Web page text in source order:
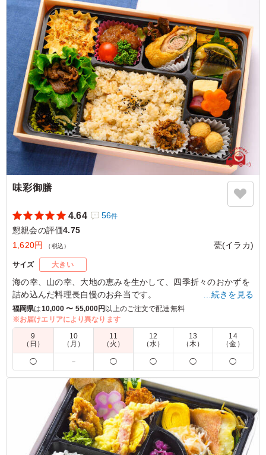
4.5 株式会社FIT'ｓ
うなぎと牛カルビがこのお値段で食べられるので、コスパ
はとても良いと思います。ボリューム満点で、いろいろな
味が楽しめたので、好評でした。またお願いしたいと思い
ます。
ご利用シーン：懇親会›懇親会
福岡県福岡市博多区博多駅東2025/06/04
味彩御膳
4.64 56件
懇親会の評価4.75
1,620円
（税込） 甍(イラカ)
サイズ 大きい
海の幸、山の幸、大地の恵みを生かして、四季折々のおかずを
詰め込んだ料理長自慢のお弁当です。
※「エビとマッシュルームグラタン」は時期によって「さとい
ものしんじょう」でのご納品となります。
4.5 株式会社アトム警備保障
中身が豊富で、飽きずに最後まで楽しめる 内容になって
いた！ 集まりでご用意したのですが、急遽お休みの方が
おられて1個余ったのですが、争奪戦になりジャンケンを
してましたよ笑 箱を開けた瞬間の皆さんの歓声をお伝え
したかったです！！次回もリピートしたいお弁当でした。
ありがとうございました。
…続きを見る
福岡県は10,000 〜 55,000円以上のご注文で配達無料
※お届けエリアにより異なります
9
（日）
10
（月）
11
（火）
12
（水）
13
（木）
14
（金）
◯ － ◯ ◯ ◯ ◯